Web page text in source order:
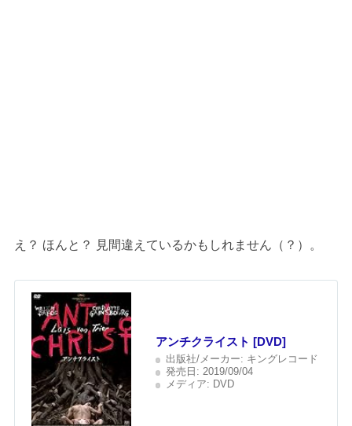
え？ ほんと？ 見間違えているかもしれません（？）。
アンチクライスト [DVD]
出版社/メーカー: キングレコード
発売日: 2019/09/04
メディア: DVD